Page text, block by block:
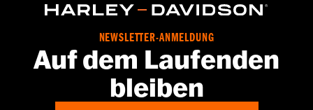
NEWSLETTER-ANMELDUNG
Auf dem Laufenden
bleiben